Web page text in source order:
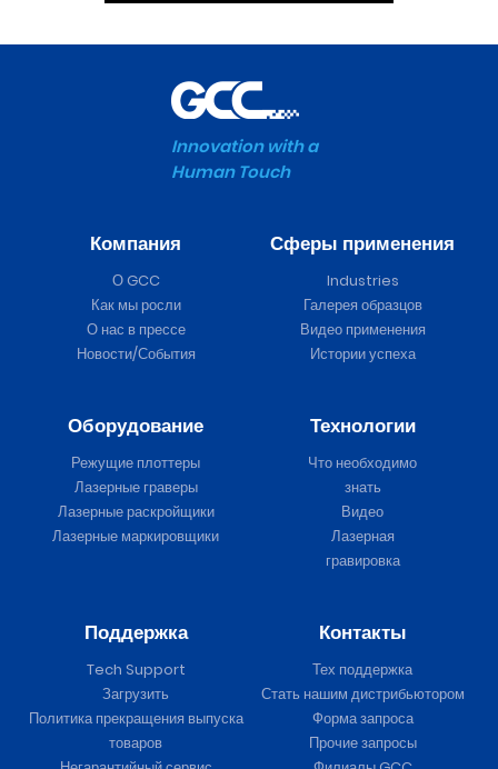
Innovation with a
Human Touch
Компания
О GCC
Как мы росли
О нас в прессе
Новости/События
Сферы применения
Industries
Галерея образцов
Видео применения
Истории успеха
Оборудование
Режущие плоттеры
Лазерные граверы
Лазерные раскройщики
Лазерные маркировщики
Технологии
Что необходимо
знать
Видео
Лазерная
гравировка
Поддержка
Tech Support
Загрузить
Политика прекращения выпуска
товаров
Контакты
Тех поддержка
Стать нашим дистрибьютором
Форма запроса
Прочие запросы